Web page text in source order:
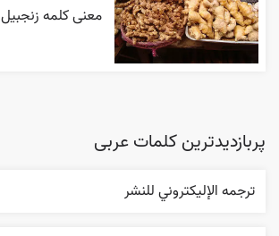
معنی کلمه زنجبیل
پربازدیدترین کلمات عربی
ترجمه الإليکتروني للنشر